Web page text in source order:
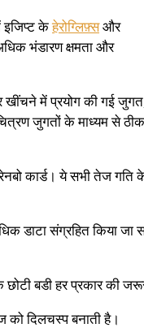
इजिप्ट केहेरोग्लिफ़्सऔर
भंडारण क्षमता और
में प्रयोग की गई
जुगतों के माध्यम से
कार्ड। ये सभी तेज
डाटा संग्रहित किया जा
बडी हर प्रकार की
दिलचस्प बनाती है।